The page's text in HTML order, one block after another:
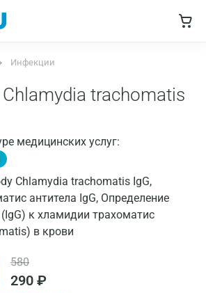
Инфекции
trachomatis
медицинских услуг:
Chlamydia trachomatis IgG,
антитела IgG, Определение
(IgG) к хламидии трахоматис
в крови
580
290 ₽